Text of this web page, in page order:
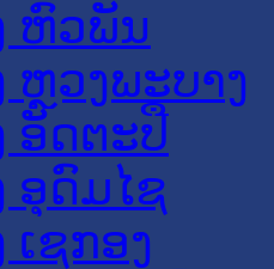
ຫົວພັນ
ຫຼວງພະບາງ
ອັດຕະປື
ອຸດົມໄຊ
ເຊກອງ